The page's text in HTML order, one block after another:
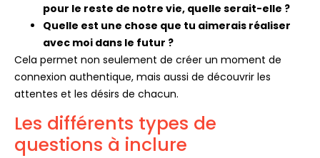
pour le reste de notre vie, quelle serait-elle ?
Quelle est une chose que tu aimerais réaliser
avec moi dans le futur ?
Cela permet non seulement de créer un moment de
connexion authentique, mais aussi de découvrir les
attentes et les désirs de chacun.
Les différents types de
questions à inclure